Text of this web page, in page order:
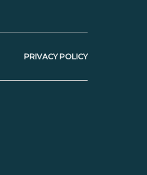
PRIVACY POLICY